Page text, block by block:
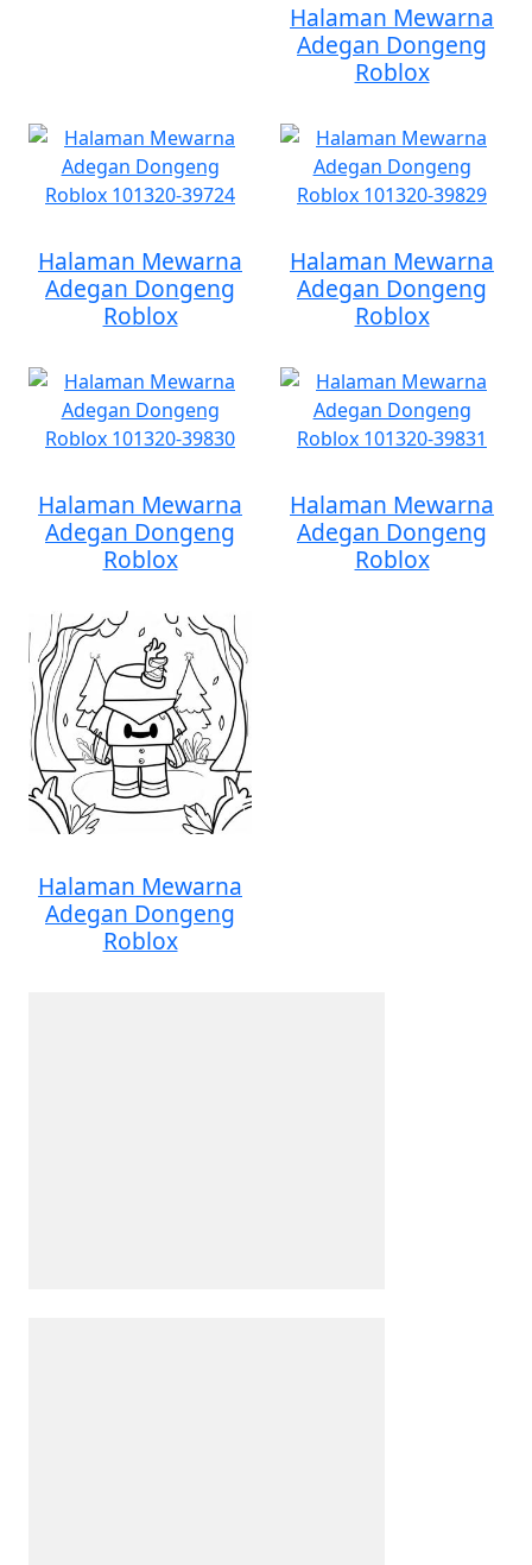
Halaman Mewarna
Adegan Dongeng
Roblox
Halaman Mewarna
Adegan Dongeng
Roblox
Halaman Mewarna
Adegan Dongeng
Roblox
Halaman Mewarna
Adegan Dongeng
Roblox
Halaman Mewarna
Adegan Dongeng
Roblox
Halaman Mewarna
Adegan Dongeng
Roblox